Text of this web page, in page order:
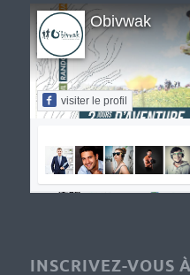
Obivwak
visiter le profil
INSCRIVEZ-VOUS